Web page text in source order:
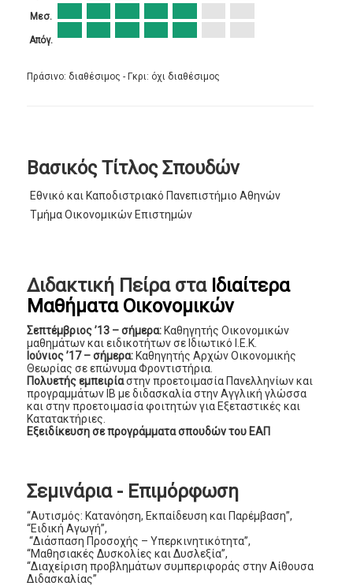
Μεσ.
Απόγ.
Πράσινο: διαθέσιμος - Γκρι: όχι διαθέσιμος
Βασικός Τίτλος Σπουδών
Εθνικό και Καποδιστριακό Πανεπιστήμιο Αθηνών
Τμήμα Οικονομικών Επιστημών
Διδακτική Πείρα στα Ιδιαίτερα
Μαθήματα Οικονομικών
Σεπτέμβριος ’13 – σήμερα: Καθηγητής Οικονομικών
μαθημάτων και ειδικοτήτων σε Ιδιωτικό Ι.Ε.Κ.
Ιούνιος ’17 – σήμερα: Καθηγητής Αρχών Οικονομικής
Θεωρίας σε επώνυμα Φροντιστήρια.
Πολυετής εμπειρίαστην προετοιμασία Πανελληνίων και
προγραμμάτων ΙΒ με διδασκαλία στην Αγγλική γλώσσα
και στην προετοιμασία φοιτητών για Εξεταστικές και
Κατατακτήριες.
Εξειδίκευση σε προγράμματα σπουδών του ΕΑΠ
Σεμινάρια - Επιμόρφωση
“Αυτισμός: Κατανόηση, Εκπαίδευση και Παρέμβαση”,
“Ειδική Αγωγή”,
“Διάσπαση Προσοχής – Υπερκινητικότητα”,
“Μαθησιακές Δυσκολίες και Δυσλεξία”,
“Διαχείριση προβλημάτων συμπεριφοράς στην Αίθουσα
Διδασκαλίας”